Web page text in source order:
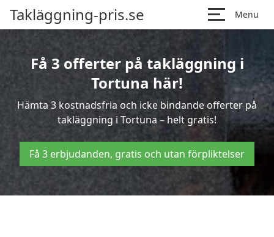
Takläggning-pris.se Menu
Få 3 offerter på takläggning i
Tortuna här!
Hämta 3 kostnadsfria och icke bindande offerter på
takläggning i Tortuna – helt gratis!
Få 3 erbjudanden, gratis och utan förpliktelser